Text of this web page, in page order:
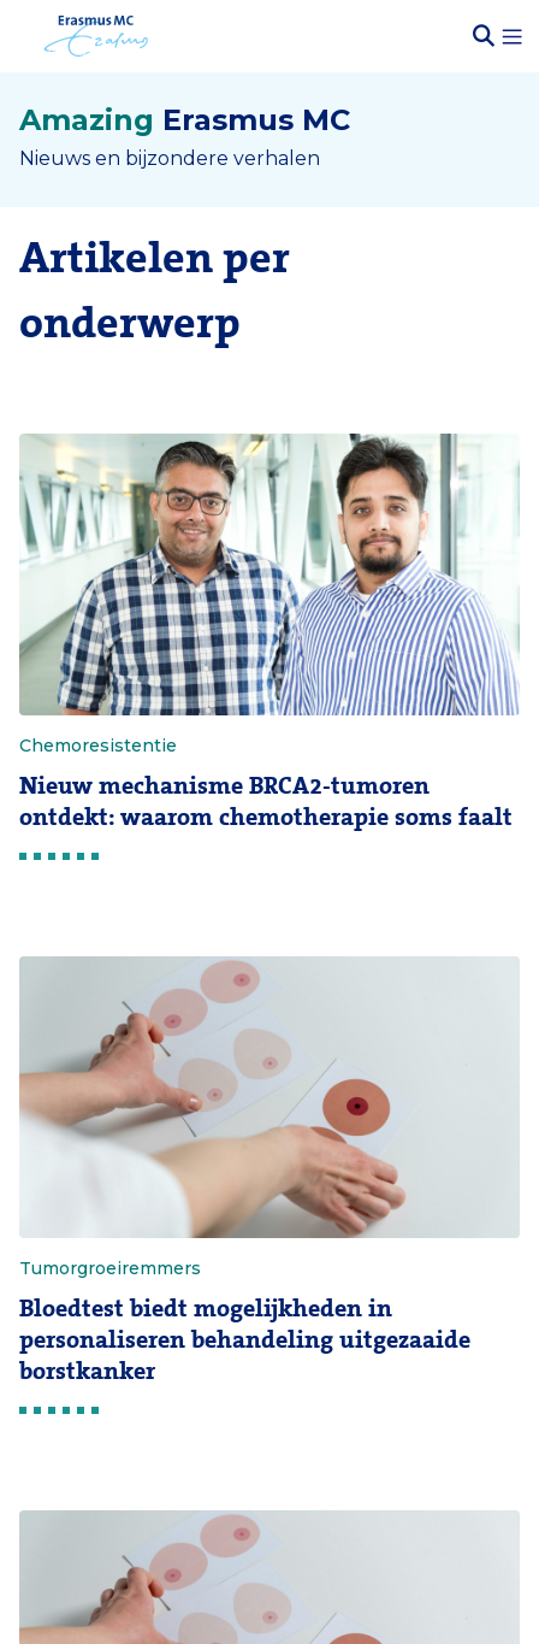
Amazing Erasmus MC
Nieuws en bijzondere verhalen
Artikelen per
onderwerp
Chemoresistentie
Nieuw mechanisme BRCA2-tumoren
ontdekt: waarom chemotherapie soms faalt
Tumorgroeiremmers
Bloedtest biedt mogelijkheden in
personaliseren behandeling uitgezaaide
borstkanker